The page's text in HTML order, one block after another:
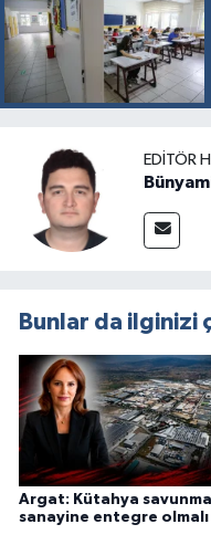
EDITÖR
Bunlar da ilginizi
Argat: Kütahya savunma
sanayine entegre olmalı